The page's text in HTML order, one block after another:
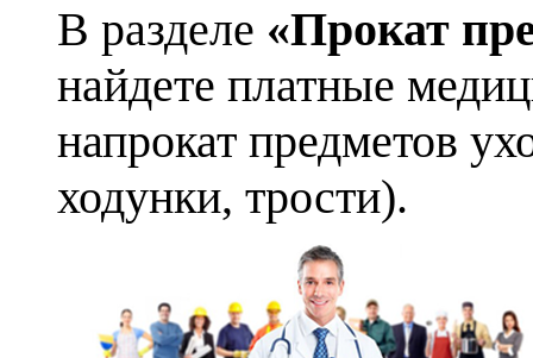
В разделе «Прокат
найдете платные
напрокат предметов
ходунки, трости).